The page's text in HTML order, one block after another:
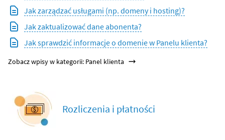
Jak zarządzać usługami (np. domeny i hosting)?
Jak zaktualizować dane abonenta?
Jak sprawdzić informacje o domenie w Panelu klienta?
Zobacz wpisy w kategorii: Panel klienta
Rozliczenia i płatności